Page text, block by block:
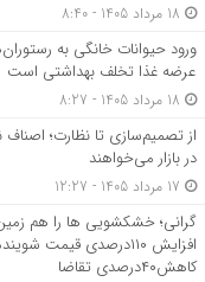
ورود حیوانات خانگی به
عرضه غذا تخلف بهداشتی است
از تصمیم‌سازی تا نظارت؛
در بازار می‌خواهند
گرانی؛ خشکشویی‌ ها را هم
افزایش ۱۱۰درصدی قیمت
کاهش۴۰درصدی تقاضا